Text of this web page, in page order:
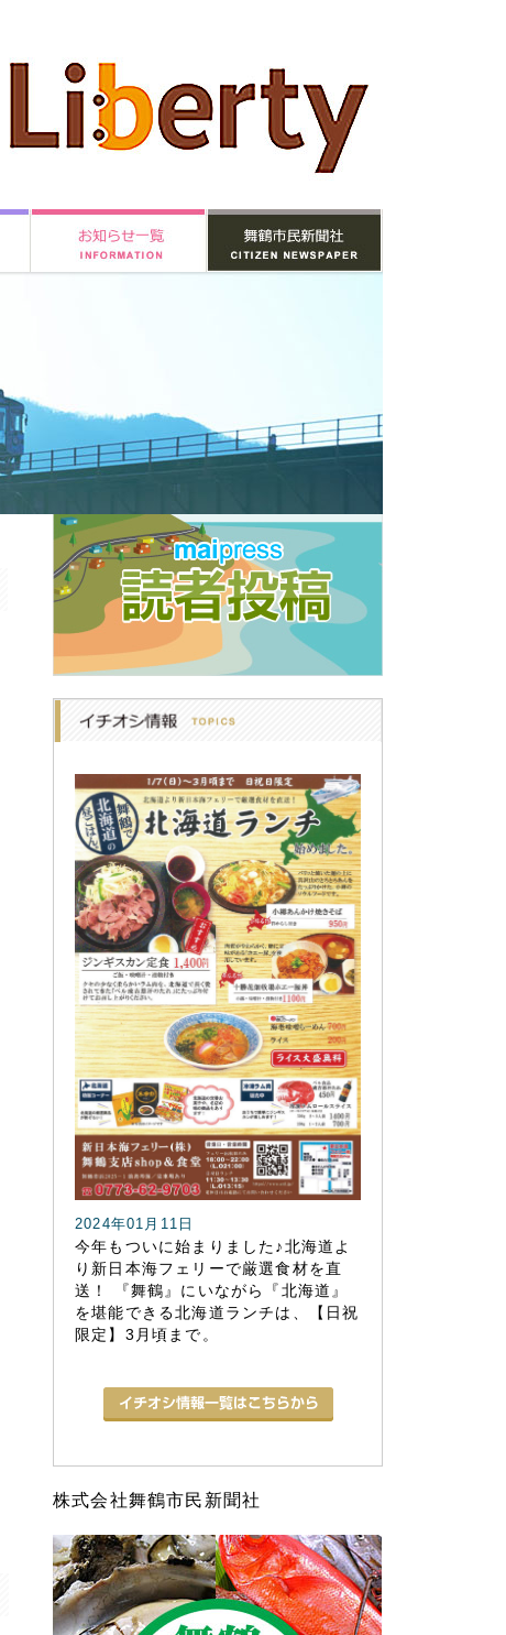
2024年01月11日
今年もついに始まりました♪北海道よ
り新日本海フェリーで厳選食材を直
送！ 『舞鶴』にいながら『北海道』
を堪能できる北海道ランチは、【日祝
限定】3月頃まで。
株式会社舞鶴市民新聞社